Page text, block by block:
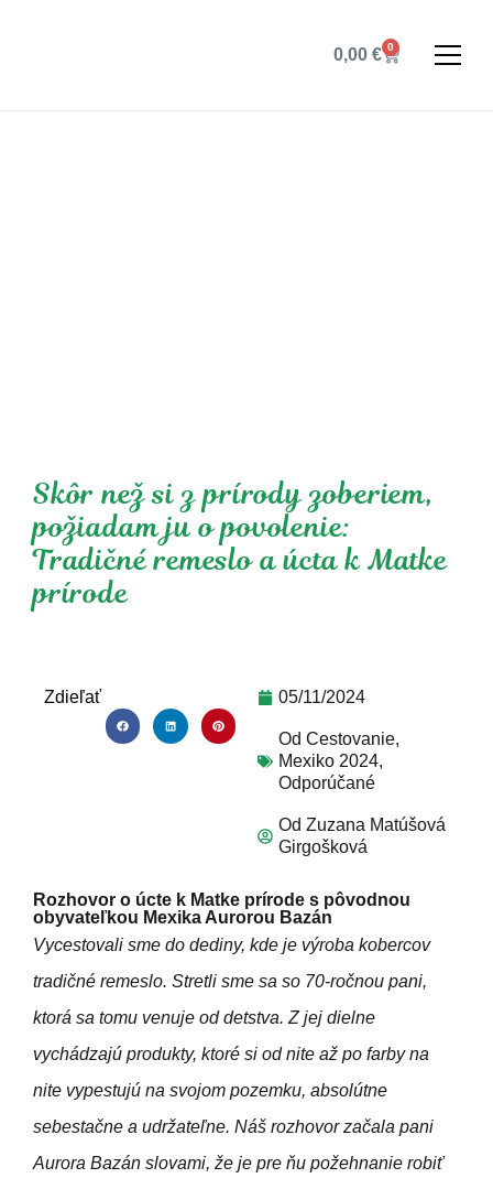
0,00€ 0
Skôr než si z prírody zoberiem,
požiadam ju o povolenie:
Tradičné remeslo a úcta k Matke
prírode
Zdieľať 05/11/2024
Od Cestovanie,
Mexiko 2024,
Odporúčané
Od Zuzana Matúšová
Girgošková
Rozhovor o úcte k Matke prírode s pôvodnou
obyvateľkou Mexika Aurorou Bazán
Vycestovali sme do dediny, kde je výroba kobercov
tradičné remeslo. Stretli sme sa so 70-ročnou pani,
ktorá sa tomu venuje od detstva. Z jej dielne
vychádzajú produkty, ktoré si od nite až po farby na
nite vypestujú na svojom pozemku, absolútne
sebestačne a udržateľne. Náš rozhovor začala pani
Aurora Bazán slovami, že je pre ňu požehnanie robiť